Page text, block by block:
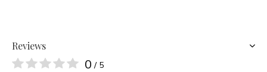
Reviews
0 / 5